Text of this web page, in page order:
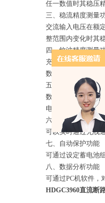
任一数值时其稳压精
三、稳流精度测量
交流输入电压在额
整范围内变化时其
四、纹波精度测量
充电装置输出的直
数和稳流纹波系数。
五、蓄电池放电功能
数字化控制恒流放
电压和放电时间，
六、在线监测放电
可以实时通过无线
七、自动保护功能
可通过设定蓄电池
八、数据分析功能
可通过PC机软件，
HDGC3960直流断